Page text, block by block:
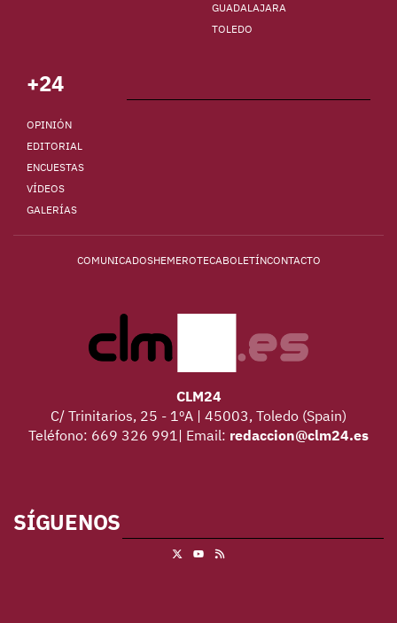
GUADALAJARA
TOLEDO
+24
OPINIÓN
EDITORIAL
ENCUESTAS
VÍDEOS
GALERÍAS
COMUNICADOSHEMEROTECABOLETÍNCONTACTO
CLM24
C/ Trinitarios, 25 - 1ºA | 45003, Toledo (Spain)
Teléfono: 669 326 991| Email: redaccion@clm24.es
SÍGUENOS